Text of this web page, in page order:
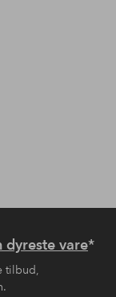
dyreste vare*
tilbud,